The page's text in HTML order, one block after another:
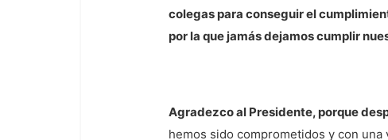
colegas para conseguir el
por la que jamás dejamos cumplir
Agradezco al Presidente, porque
hemos sido comprometidos y con